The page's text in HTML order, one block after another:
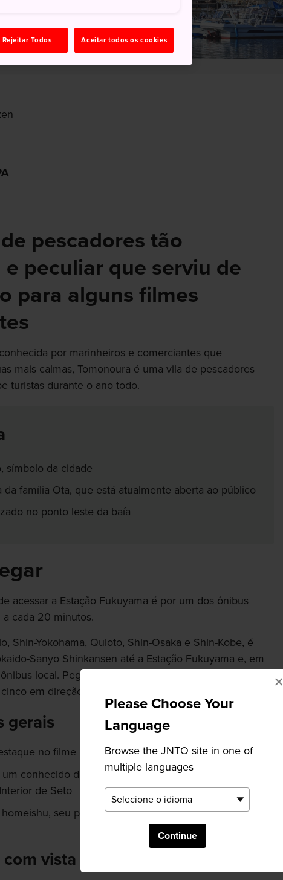
Please Choose Your
Language
Browse the JNTO site in one of
multiple languages
Continue
×
pescadores tão
peculiar que serviu de
para alguns filmes
por marinheiros e comerciantes que
mais calmas, Tomonoura é uma vila de pescadores
turistas durante o ano todo.
símbolo da cidade
da família Ota, que está atualmente aberta ao público
no ponto leste da baía
acessar a Estação Fukuyama é por um dos ônibus
cada 20 minutos.
Shin-Yokohama, Quioto, Shin-Osaka e Shin-Kobe, é
Sanyo Shinkansen até a Estação Fukuyama e, em
local. Pegue o ônibus que parte da parada de
em direção ao Porto Tomo.
gerais
no filme "Wolverine" da Marvel
conhecido destino para navios mercantes que
de Seto
seu próprio tipo de shochu medicinal
vista panorâmica
Rejeitar Todos Aceitar todos os cookies